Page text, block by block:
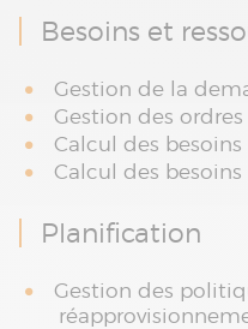
Besoins et
Gestion de la
Gestion des
Calcul des
Calcul des
Planification
Gestion des